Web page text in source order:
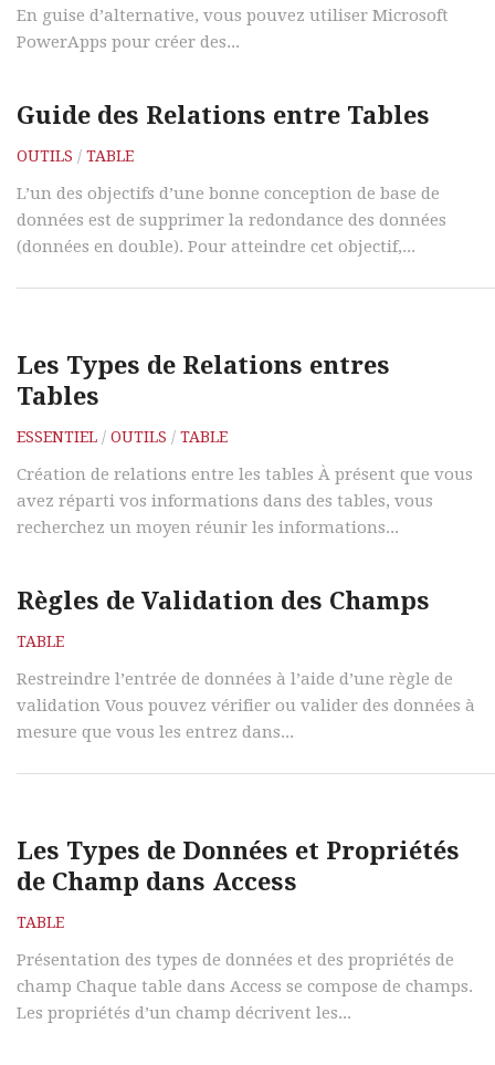
En guise d’alternative, vous pouvez utiliser Microsoft
PowerApps pour créer des...
Guide des Relations entre Tables
OUTILS / TABLE
L’un des objectifs d’une bonne conception de base de
données est de supprimer la redondance des données
(données en double). Pour atteindre cet objectif,...
Les Types de Relations entres
Tables
ESSENTIEL / OUTILS / TABLE
Création de relations entre les tables À présent que vous
avez réparti vos informations dans des tables, vous
recherchez un moyen réunir les informations...
Règles de Validation des Champs
TABLE
Restreindre l’entrée de données à l’aide d’une règle de
validation Vous pouvez vérifier ou valider des données à
mesure que vous les entrez dans...
Les Types de Données et Propriétés
de Champ dans Access
TABLE
Présentation des types de données et des propriétés de
champ Chaque table dans Access se compose de champs.
Les propriétés d’un champ décrivent les...